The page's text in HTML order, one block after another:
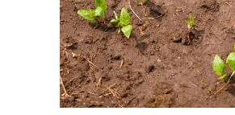
Глинистые грунты
Почвы по сорнякам